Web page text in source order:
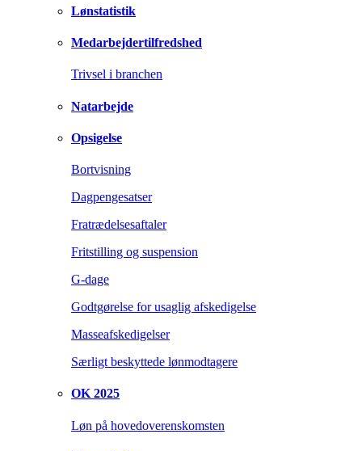
Lønstatistik
Medarbejdertilfredshed
Trivsel i branchen
Natarbejde
Opsigelse
Bortvisning
Dagpengesatser
Fratrædelsesaftaler
Fritstilling og suspension
G-dage
Godtgørelse for usaglig afskedigelse
Masseafskedigelser
Særligt beskyttede lønmodtagere
OK 2025
Løn på hovedoverenskomsten